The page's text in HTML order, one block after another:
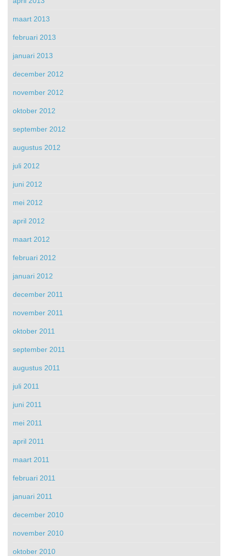
maart 2013
februari 2013
januari 2013
december 2012
november 2012
oktober 2012
september 2012
augustus 2012
juli 2012
juni 2012
mei 2012
april 2012
maart 2012
februari 2012
januari 2012
december 2011
november 2011
oktober 2011
september 2011
augustus 2011
juli 2011
juni 2011
mei 2011
april 2011
maart 2011
februari 2011
januari 2011
december 2010
november 2010
oktober 2010